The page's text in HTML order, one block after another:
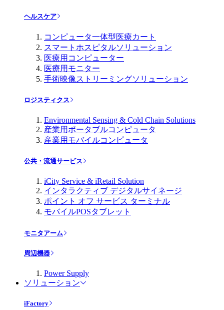
ヘルスケア
コンピュータ一体型医療カート
スマートホスピタルソリューション
医療用コンピューター
医療用モニター
手術映像ストリーミングソリューション
ロジスティクス
Environmental Sensing & Cold Chain Solutions
産業用ポータブルコンピュータ
産業用モバイルコンピュータ
公共・流通サービス
iCity Service & iRetail Solution
インタラクティブ デジタルサイネージ
ポイント オフ サービス ターミナル
モバイルPOSタブレット
モニタアーム
周辺機器
Power Supply
ソリューション
iFactory